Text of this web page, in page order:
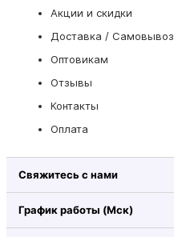
Акции и скидки
Доставка / Самовывоз
Оптовикам
Отзывы
Контакты
Оплата
Свяжитесь с нами
График работы (Мск)